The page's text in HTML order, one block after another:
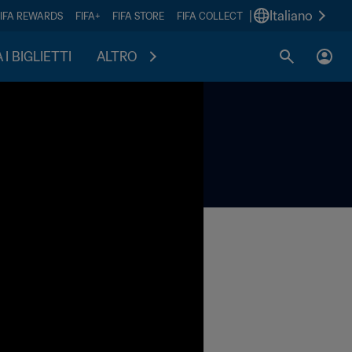
REWARDS FIFA+ FIFA STORE FIFA COLLECT Italiano
I BIGLIETTI ALTRO